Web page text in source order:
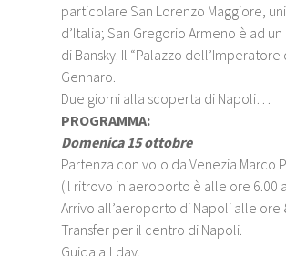
particolare San Lorenzo Maggiore,
d’Italia; San Gregorio Armeno è ad
di Bansky. Il “Palazzo
Gennaro.
Due giorni alla scoperta di Napoli…
PROGRAMMA:
Domenica 15 ottobre
Partenza con volo da Venezia Marco
(Il ritrovo in aeroporto è alle ore
Arrivo all’aeroporto di Napoli alle ore
Transfer per il centro di Napoli.
Guida all day.